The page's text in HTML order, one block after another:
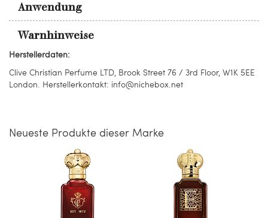
Anwendung
Warnhinweise
Herstellerdaten:
Clive Christian Perfume LTD, Brook Street 76 / 3rd Floor, W1K 5EE
London. Herstellerkontakt: info@nichebox.net
Neueste Produkte dieser Marke